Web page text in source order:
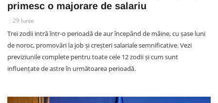
primesc o majorare de salariu
29 Iunie
Trei zodii intră într-o perioadă de aur începând de mâine, cu șase luni
de noroc, promovări la job și creșteri salariale semnificative. Vezi
previziunile complete pentru toate cele 12 zodii și cum sunt
influențate de astre în următoarea perioadă.